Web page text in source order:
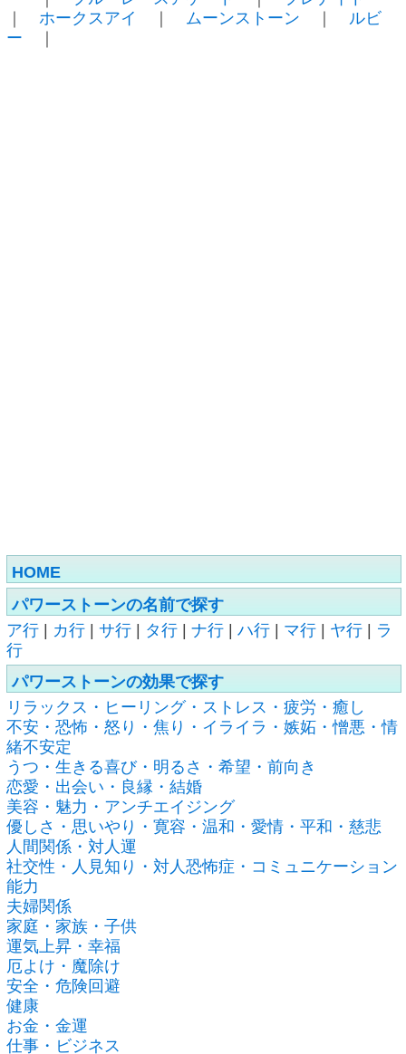
｜ ホークスアイ ｜ ムーンストーン ｜ ルビ
ー ｜
HOME
パワーストーンの名前で探す
ア行 | カ行 | サ行 | タ行 | ナ行 | ハ行 | マ行 | ヤ行 | ラ
行
パワーストーンの効果で探す
リラックス・ヒーリング・ストレス・疲労・癒し
不安・恐怖・怒り・焦り・イライラ・嫉妬・憎悪・情
緒不安定
うつ・生きる喜び・明るさ・希望・前向き
恋愛・出会い・良縁・結婚
美容・魅力・アンチエイジング
優しさ・思いやり・寛容・温和・愛情・平和・慈悲
人間関係・対人運
社交性・人見知り・対人恐怖症・コミュニケーション
能力
夫婦関係
家庭・家族・子供
運気上昇・幸福
厄よけ・魔除け
安全・危険回避
健康
お金・金運
仕事・ビジネス